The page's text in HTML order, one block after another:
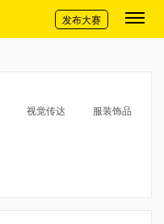
切换导航
发布大赛
视觉传达
服装饰品